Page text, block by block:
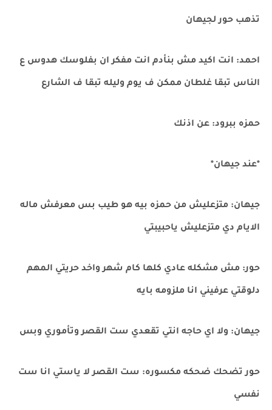
تذهب حور لجيهان
احمد: انت اكيد مش بنأدم انت مفكر ان بفلوسك هدوس ع
الناس تبقا غلطان ممكن ف يوم وليله تبقا ف الشارع
حمزه ببرود: عن اذنك
*عند جيهان*
جيهان: متزعليش من حمزه بيه هو طيب بس معرفش ماله
الايام دي متزعليش ياحبيبتي
حور: مش مشكله عادي كلها كام شهر واخد حريتي المهم
دلوقتي عرفيني انا ملزومه بايه
جيهان: ولا اي حاجه انتي تقعدي ست القصر وتأموري وبس
حور تضحك ضحكه مكسوره: ست القصر لا ياستي انا ست
نفسي